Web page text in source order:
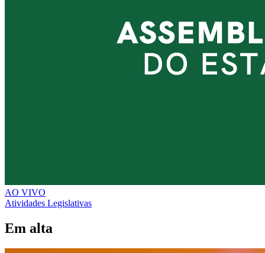
AO VIVO
Atividades Legislativas
Em alta